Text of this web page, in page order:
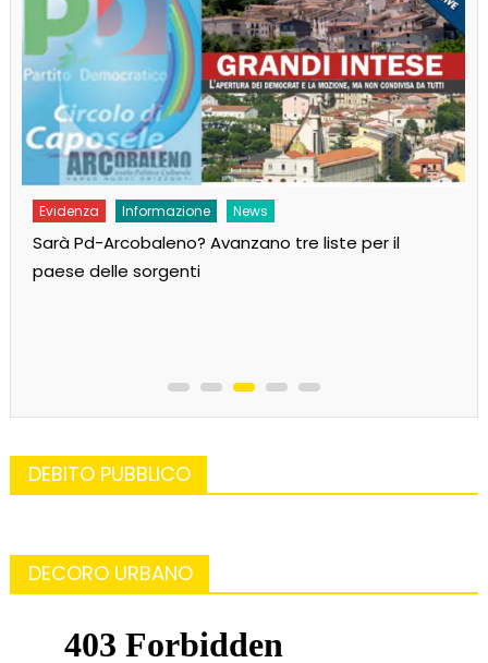
Evidenza Informazione News
Sarà Pd-Arcobaleno? Avanzano tre liste per il
paese delle sorgenti
DEBITO PUBBLICO
DECORO URBANO